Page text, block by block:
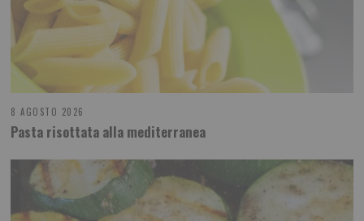
8 AGOSTO 2026
Pasta risottata alla mediterranea